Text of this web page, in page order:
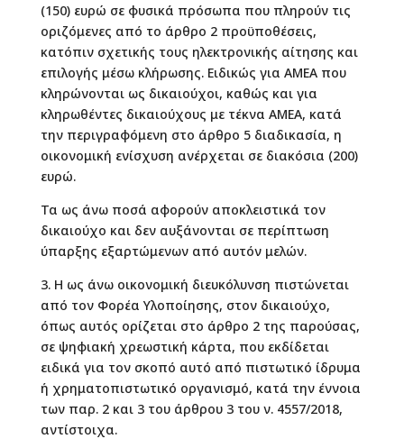
(150) ευρώ σε φυσικά πρόσωπα που πληρούν τις
οριζόμενες από το άρθρο 2 προϋποθέσεις,
κατόπιν σχετικής τους ηλεκτρονικής αίτησης και
επιλογής μέσω κλήρωσης. Ειδικώς για ΑΜΕΑ που
κληρώνονται ως δικαιούχοι, καθώς και για
κληρωθέντες δικαιούχους με τέκνα ΑΜΕΑ, κατά
την περιγραφόμενη στο άρθρο 5 διαδικασία, η
οικονομική ενίσχυση ανέρχεται σε διακόσια (200)
ευρώ.
Τα ως άνω ποσά αφορούν αποκλειστικά τον
δικαιούχο και δεν αυξάνονται σε περίπτωση
ύπαρξης εξαρτώμενων από αυτόν μελών.
3. Η ως άνω οικονομική διευκόλυνση πιστώνεται
από τον Φορέα Υλοποίησης, στον δικαιούχο,
όπως αυτός ορίζεται στο άρθρο 2 της παρούσας,
σε ψηφιακή χρεωστική κάρτα, που εκδίδεται
ειδικά για τον σκοπό αυτό από πιστωτικό ίδρυμα
ή χρηματοπιστωτικό οργανισμό, κατά την έννοια
των παρ. 2 και 3 του άρθρου 3 του ν. 4557/2018,
αντίστοιχα.